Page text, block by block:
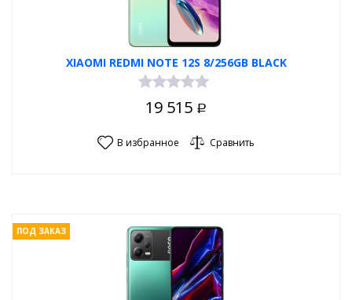
XIAOMI REDMI NOTE 12S 8/256GB BLACK
19 515 Р
В избранное Сравнить
ПОД ЗАКАЗ